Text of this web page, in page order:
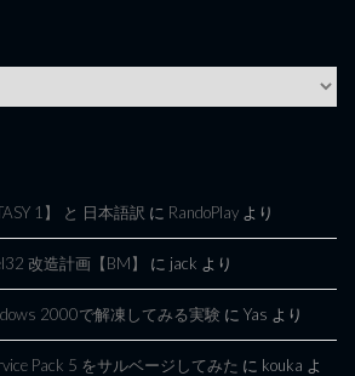
1】 と 日本語訳 に RandoPlay より
改造計画【BM】 に jack より
2000で解凍してみる実験 に Yas より
Pack 5 をサルベージしてみた に kouka よ